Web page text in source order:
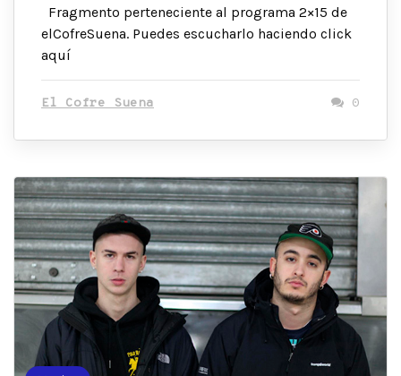
Fragmento perteneciente al programa 2×15 de
elCofreSuena. Puedes escucharlo haciendo click
aquí
El Cofre Suena 0